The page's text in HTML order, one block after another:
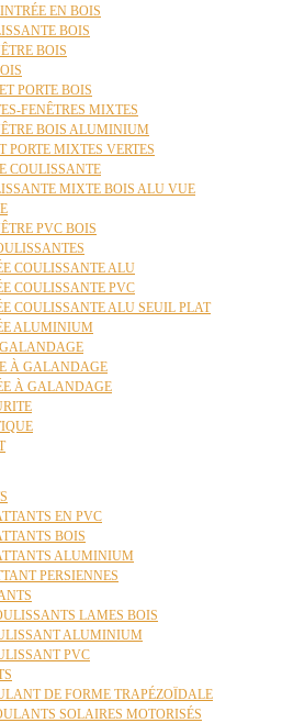
EN BOIS
BOIS
BOIS
PORTE BOIS
FENÊTRES MIXTES
BOIS ALUMINIUM
PORTE MIXTES VERTES
COULISSANTE
MIXTE BOIS ALU VUE
PVC BOIS
COULISSANTE ALU
COULISSANTE PVC
COULISSANTE ALU SEUIL PLAT
ALUMINIUM
À GALANDAGE
À GALANDAGE
EN PVC
BOIS
ALUMINIUM
PERSIENNES
LAMES BOIS
ALUMINIUM
PVC
DE FORME TRAPÉZOÏDALE
SOLAIRES MOTORISÉS